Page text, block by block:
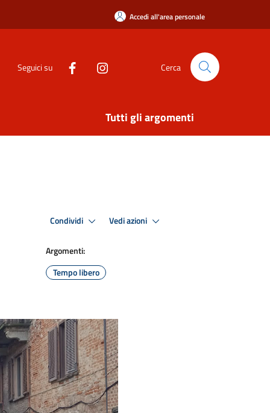
Accedi all'area personale
Seguici su Cerca
Tutti gli argomenti
Condividi Vedi azioni
Argomenti:
Tempo libero